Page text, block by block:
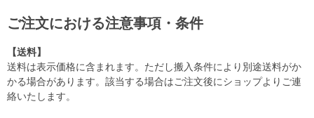
ご注文における注意事項・条件
【送料】
送料は表示価格に含まれます。ただし搬入条件により別途送料がか
かる場合があります。該当する場合はご注文後にショップよりご連
絡いたします。